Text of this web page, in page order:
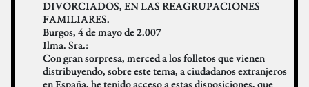
DIVORCIADOS, EN LAS REAGRUPACIONES
FAMILIARES.
Burgos, 4 de mayo de 2.007
Ilma. Sra.:
Con gran sorpresa, merced a los folletos que vienen
distribuyendo, sobre este tema, a ciudadanos extranjeros
en España, he tenido acceso a estas disposiciones, que